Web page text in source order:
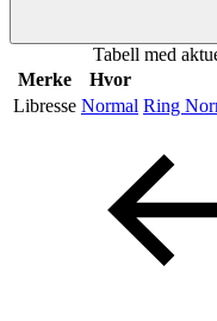
Inspirasjon
Tabell med
Merke
Hvor
Libresse Normal Ring